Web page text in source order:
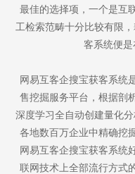
最佳的选择项，一个是互
工检索范畴十分比较有限
客系统便是
网易互客企搜宝获客系统
售挖掘服务平台，根据剖
深度学习全自动创建量化
各地数百万企业中精确挖
网易互客企搜宝获客系统
联网技术上全部流行方式